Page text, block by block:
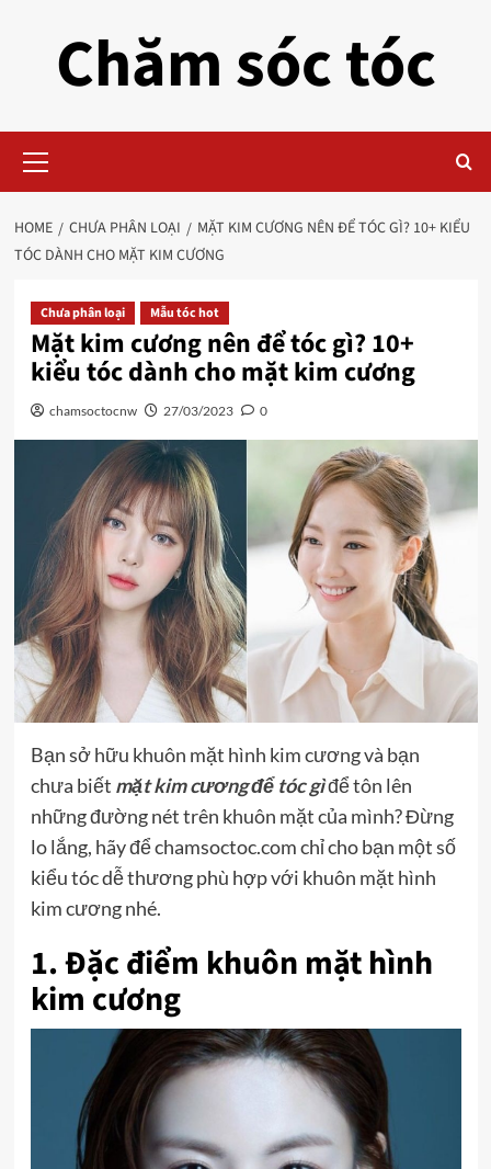
Chăm sóc tóc
Menu
HOME CHƯA PHÂN LOẠI
MẶT KIM CƯƠNG NÊN ĐỂ TÓC GÌ? 10+ KIỂU
TÓC DÀNH CHO MẶT KIM CƯƠNG
Chưa phân loại Mẫu tóc hot
Mặt kim cương nên để tóc gì? 10+
kiểu tóc dành cho mặt kim cương
chamsoctocnw 27/03/2023 0
Bạn sở hữu khuôn mặt hình kim cương và bạn
chưa biết mặt kim cương để tóc gìđể tôn lên
những đường nét trên khuôn mặt của mình? Đừng
lo lắng, hãy để chamsoctoc.com chỉ cho bạn một số
kiểu tóc dễ thương phù hợp với khuôn mặt hình
kim cương nhé.
1. Đặc điểm khuôn mặt hình
kim cương